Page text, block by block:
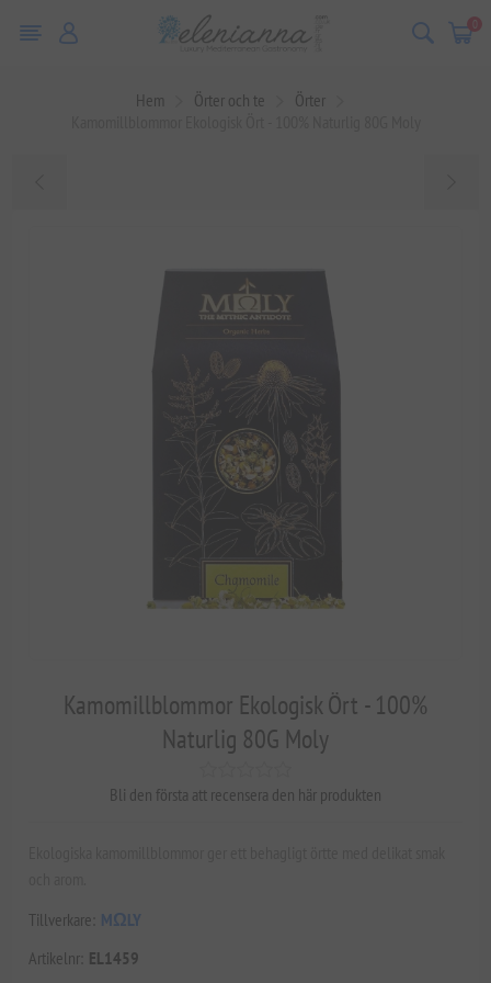
0
Hem Örter och te
Örter
Kamomillblommor Ekologisk Ört - 100%
Naturlig 80G Moly
Bli den första att recensera den här produkten
Tillverkare: MΩLY
Artikelnr: EL1459